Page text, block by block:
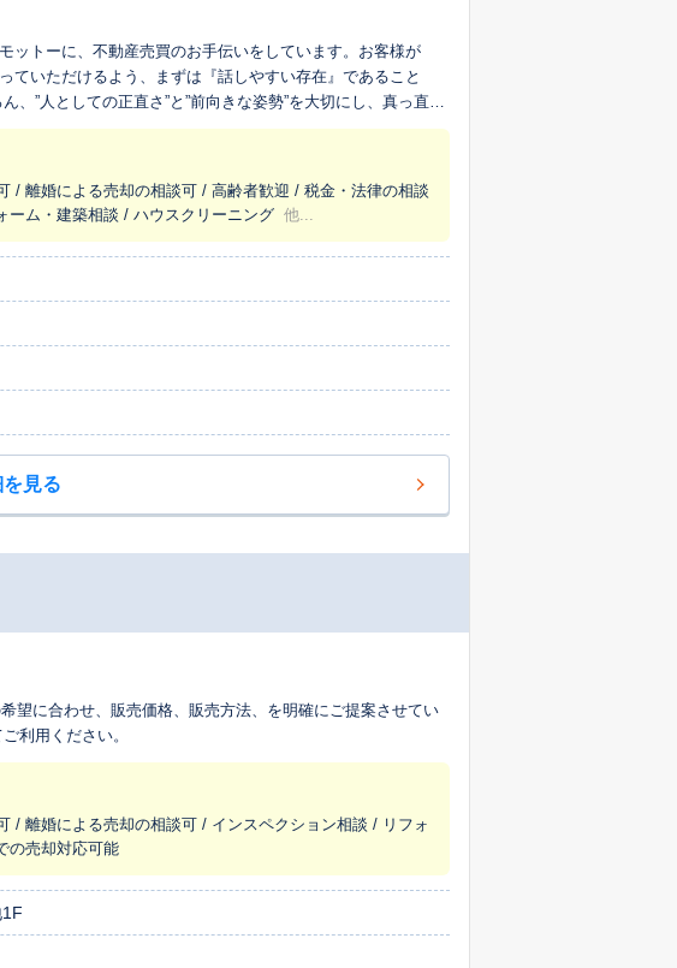
ットーに、不動産売買のお手伝いをしています。お客様が
ていただけるよう、まずは『話しやすい存在』であること
”人としての正直さ”と”前向きな姿勢”を大切にし、真っ直ぐ
が私たちが目指す姿です。
/ 離婚による売却の相談可 / 高齢者歓迎 / 税金・法律の相談
ム・建築相談 / ハウスクリーニング 他...
見る
望に合わせ、販売価格、販売方法、を明確にご提案させてい
利用ください。
/ 離婚による売却の相談可 / インスペクション相談 / リフォ
の売却対応可能